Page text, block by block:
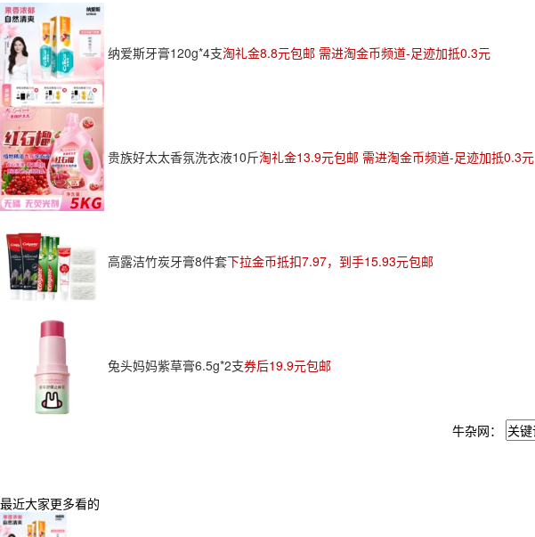
纳爱斯牙膏120g*4支淘礼金8.8元包邮 需进淘金币频道-足迹加抵0.3元
贵族好太太香氛洗衣液10斤淘礼金13.9元包邮 需进淘金币频道-足迹加抵0.3元
高露洁竹炭牙膏8件套下拉金币抵扣7.97，到手15.93元包邮
兔头妈妈紫草膏6.5g*2支券后19.9元包邮
牛杂网：
最近大家更多看的